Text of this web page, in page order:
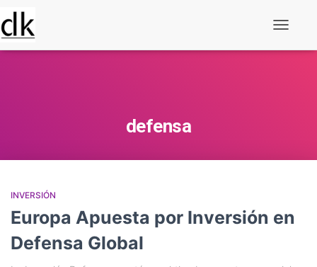
defensa
INVERSIÓN
Europa Apuesta por Inversión en
Defensa Global